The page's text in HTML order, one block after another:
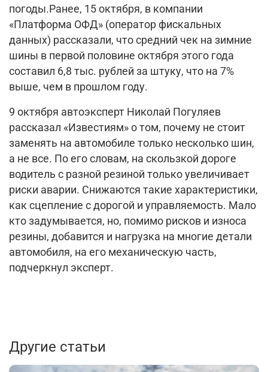
погоды.Ранее, 15 октября, в компании
«Платформа ОФД» (оператор фискальных
данных) рассказали, что средний чек на зимние
шины в первой половине октября этого года
составил 6,8 тыс. рублей за штуку, что на 7%
выше, чем в прошлом году.
9 октября автоэксперт Николай Погуляев
рассказал «Известиям» о том, почему не стоит
заменять на автомобиле только несколько шин,
а не все. По его словам, на скользкой дороге
водитель с разной резиной только увеличивает
риски аварии. Снижаются такие характеристики,
как сцепление с дорогой и управляемость. Мало
кто задумывается, но, помимо рисков и износа
резины, добавится и нагрузка на многие детали
автомобиля, на его механическую часть,
подчеркнул эксперт.
Другие статьи